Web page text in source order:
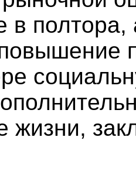
в
жизни,